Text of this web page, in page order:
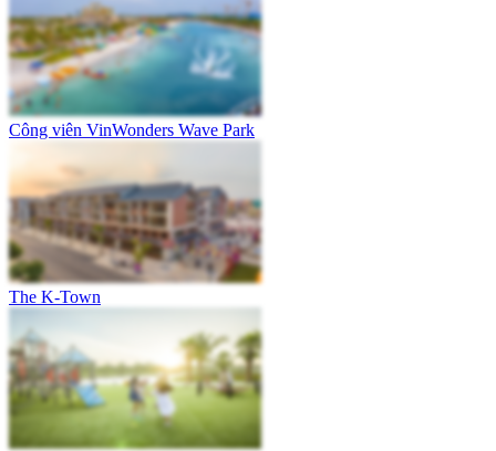
Công viên VinWonders Wave Park
The K-Town